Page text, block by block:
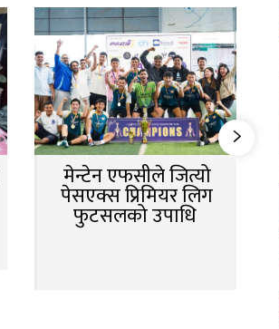
मेन्टेन एफसीले जित्यो
पेसएक्स प्रिमियर लिग
फुटसलको उपाधि